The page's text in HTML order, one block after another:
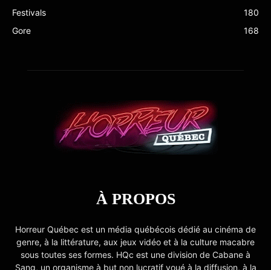
Festivals
180
Gore
168
À PROPOS
Horreur Québec est un média québécois dédié au cinéma de
genre, à la littérature, aux jeux vidéo et à la culture macabre
sous toutes ses formes. HQc est une division de Cabane à
Sang, un organisme à but non lucratif voué à la diffusion, à la